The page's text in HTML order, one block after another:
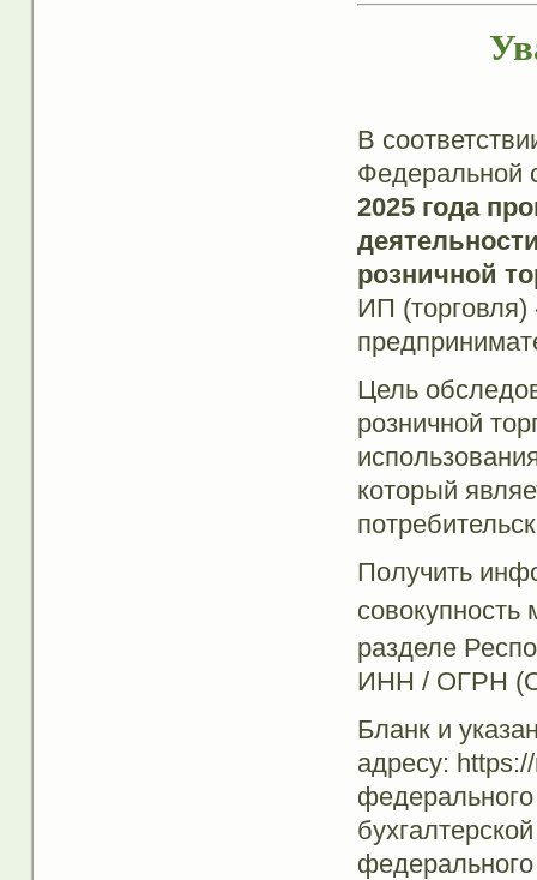
В
Федеральной
2025 года
розничной
ИП (торговля)
Цель
розничной
который
Получить
разделе
ИНН / ОГРН
Бланк и
адресу: